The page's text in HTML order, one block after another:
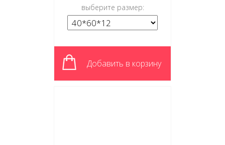
выберите размер:
Добавить в корзину